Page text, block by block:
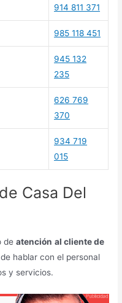
914 811 371
985 118 451
945 132
235
626 769
370
934 719
015
Casa Del
deatención al cliente de
hablar con el personal
y servicios.